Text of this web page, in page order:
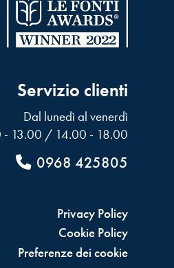
Servizio clienti
Dal lunedì al venerdì
- 13.00 / 14.00 - 18.00
0968 425805
Privacy Policy
Cookie Policy
Preferenze dei cookie